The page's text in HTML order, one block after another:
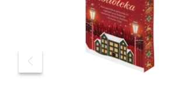
Pomeranje sadržaja slajdera u levo